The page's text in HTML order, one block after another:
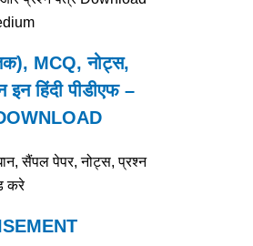
MCQ, नोट्स,
इन हिंदी पीडीएफ –
सैंपल पेपर, नोट्स, प्रश्न
करे